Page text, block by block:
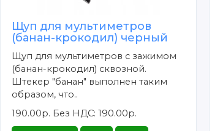
Щуп для мультиметров
(банан-крокодил) черный
Щуп для мультиметров с зажимом
(банан-крокодил) сквозной.
Штекер "банан" выполнен таким
образом, что..
190.00р. Без НДС: 190.00р.